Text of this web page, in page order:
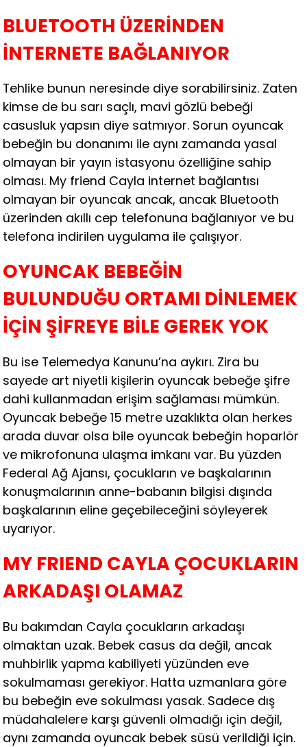
BLUETOOTH ÜZERİNDEN
İNTERNETE BAĞLANIYOR
Tehlike bunun neresinde diye sorabilirsiniz. Zaten
kimse de bu sarı saçlı, mavi gözlü bebeği
casusluk yapsın diye satmıyor. Sorun oyuncak
bebeğin bu donanımı ile aynı zamanda yasal
olmayan bir yayın istasyonu özelliğine sahip
olması. My friend Cayla internet bağlantısı
olmayan bir oyuncak ancak, ancak Bluetooth
üzerinden akıllı cep telefonuna bağlanıyor ve bu
telefona indirilen uygulama ile çalışıyor.
OYUNCAK BEBEĞİN
BULUNDUĞU ORTAMI DİNLEMEK
İÇİN ŞİFREYE BİLE GEREK YOK
Bu ise Telemedya Kanunu’na aykırı. Zira bu
sayede art niyetli kişilerin oyuncak bebeğe şifre
dahi kullanmadan erişim sağlaması mümkün.
Oyuncak bebeğe 15 metre uzaklıkta olan herkes
arada duvar olsa bile oyuncak bebeğin hoparlör
ve mikrofonuna ulaşma imkanı var. Bu yüzden
Federal Ağ Ajansı, çocukların ve başkalarının
konuşmalarının anne-babanın bilgisi dışında
başkalarının eline geçebileceğini söyleyerek
uyarıyor.
MY FRIEND CAYLA ÇOCUKLARIN
ARKADAŞI OLAMAZ
Bu bakımdan Cayla çocukların arkadaşı
olmaktan uzak. Bebek casus da değil, ancak
muhbirlik yapma kabiliyeti yüzünden eve
sokulmaması gerekiyor. Hatta uzmanlara göre
bu bebeğin eve sokulması yasak. Sadece dış
müdahalelere karşı güvenli olmadığı için değil,
aynı zamanda oyuncak bebek süsü verildiği için.